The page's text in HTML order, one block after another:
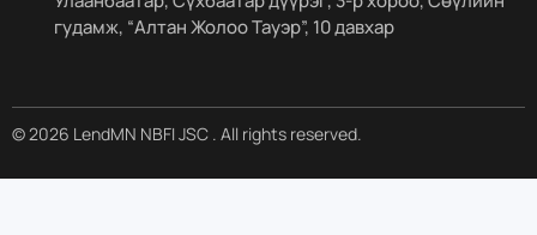
гудамж, “Алтан Жолоо Тауэр”, 10 давхар
© 2026 LendMN NBFI JSC . All rights reserved.